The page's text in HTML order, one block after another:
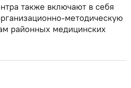
также включают в себя
методическую
районных медицинских